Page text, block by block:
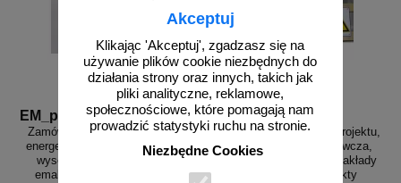
Akceptuj
Klikając 'Akceptuj', zgadzasz się na
używanie plików cookie niezbędnych do
działania strony oraz innych, takich jak
pliki analityczne, reklamowe,
społecznościowe, które pomagają nam
prowadzić statystyki ruchu na stronie.
Niezbędne Cookies
EM_power
Zamów - Tabliczka elektryczna,
energetyczna, ostrzeżenie przed
wysokim napięciem - blacha
emaliowana - wg projektu, na
EM_industry
Tabliczka emaliowana wg projektu,
na zamówienie - ostrzegawcza,
informacyjna - przemysł, zakłady
pracy, magazyny, obiekty